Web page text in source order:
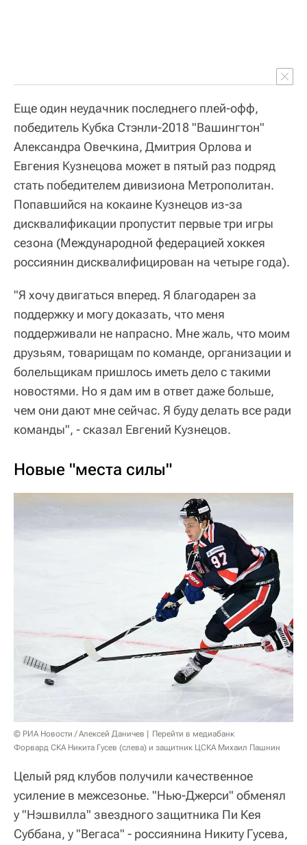
Еще один неудачник последнего плей-офф,
победитель Кубка Стэнли-2018 "Вашингтон"
Александра Овечкина, Дмитрия Орлова и
Евгения Кузнецова может в пятый раз подряд
стать победителем дивизиона Метрополитан.
Попавшийся на кокаине Кузнецов из-за
дисквалификации пропустит первые три игры
сезона (Международной федерацией хоккея
россиянин дисквалифицирован на четыре года).
"Я хочу двигаться вперед. Я благодарен за
поддержку и могу доказать, что меня
поддерживали не напрасно. Мне жаль, что моим
друзьям, товарищам по команде, организации и
болельщикам пришлось иметь дело с такими
новостями. Но я дам им в ответ даже больше,
чем они дают мне сейчас. Я буду делать все ради
команды", - сказал Евгений Кузнецов.
Новые "места силы"
© РИА Новости / Алексей Даничев
Перейти в медиабанк
Форвард СКА Никита Гусев (слева) и защитник ЦСКА Михаил Пашнин
Целый ряд клубов получили качественное
усиление в межсезонье. "Нью-Джерси" обменял
у "Нэшвилла" звездного защитника Пи Кея
Суббана, у "Вегаса" - россиянина Никиту Гусева,